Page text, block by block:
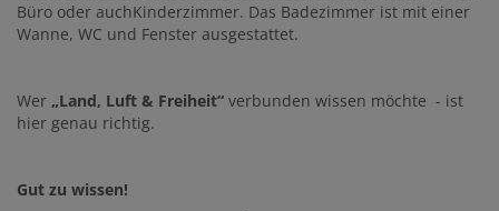
Büro oder auchKinderzimmer. Das Badezimmer ist mit einer
Wanne, WC und Fenster ausgestattet.
Wer „Land, Luft & Freiheit“ verbunden wissen möchte - ist
hier genau richtig.
Gut zu wissen!